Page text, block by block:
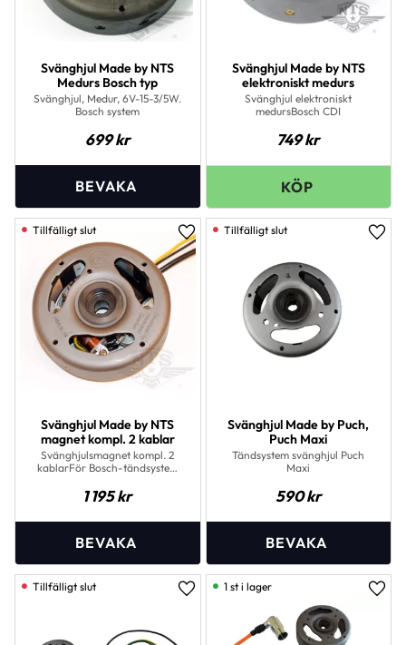
Svänghjul Made by NTS
Medurs Bosch typ
Svänghjul, Medur, 6V-15-3/5W.
Bosch system
699kr
Svänghjul Made by NTS
elektroniskt medurs
Svänghjul elektroniskt
medursBosch CDI
749kr
Svänghjul Made by NTS
magnet kompl. 2 kablar
Svänghjulsmagnet kompl. 2
kablarFör Bosch-tändsystem
1 195kr
Lägg till i favoriter
Svänghjul Made by Puch,
Puch Maxi
Tändsystem svänghjul Puch
Maxi
590kr
Lägg till i favoriter
1 st i lager